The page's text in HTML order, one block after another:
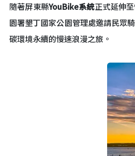
隨著屏東縣YouBike系統正式延伸
園署墾丁國家公園管理處邀請民眾
碳環境永續的慢速浪漫之旅。